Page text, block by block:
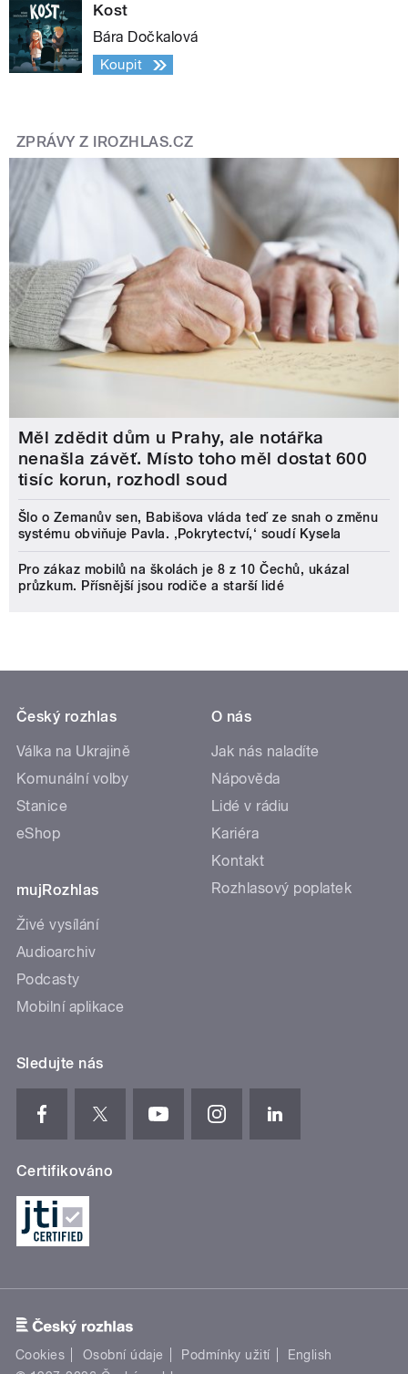
Kost
Bára Dočkalová
Koupit
ZPRÁVY Z IROZHLAS.CZ
Měl zdědit dům u Prahy, ale notářka
nenašla závěť. Místo toho měl dostat 600
tisíc korun, rozhodl soud
Šlo o Zemanův sen, Babišova vláda teď ze snah o změnu
systému obviňuje Pavla. ‚Pokrytectví,‘ soudí Kysela
Pro zákaz mobilů na školách je 8 z 10 Čechů, ukázal
průzkum. Přísnější jsou rodiče a starší lidé
Český rozhlas
Válka na Ukrajině
Komunální volby
Stanice
eShop
mujRozhlas
Živé vysílání
Audioarchiv
Podcasty
Mobilní aplikace
O nás
Jak nás naladíte
Nápověda
Lidé v rádiu
Kariéra
Kontakt
Rozhlasový poplatek
Sledujte nás
Certifikováno
Cookies Osobní údaje Podmínky užití
English